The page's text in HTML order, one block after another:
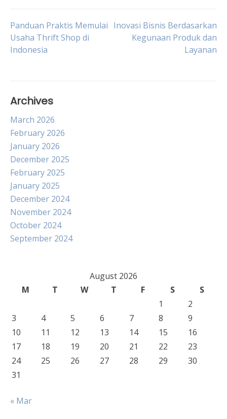
Post
navigation
Panduan Praktis Memulai
Usaha Thrift Shop di
Indonesia
Inovasi Bisnis Berdasarkan
Kegunaan Produk dan
Layanan
Archives
March 2026
February 2026
January 2026
December 2025
February 2025
January 2025
December 2024
November 2024
October 2024
September 2024
August 2026
M
T W T F S
S
1
2
3
4 5 6 7 8
9
10
11 12 13 14 15
16
17
18 19 20 21 22
23
24
25 26 27 28 29
30
31
« Mar